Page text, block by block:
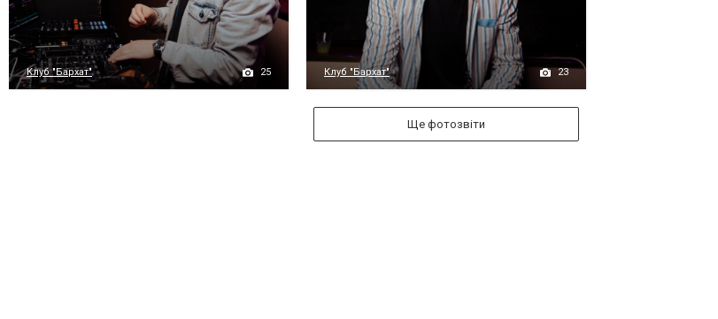
Клуб "Бархат" 25 Клуб "Бархат" 23
Ще фотозвіти